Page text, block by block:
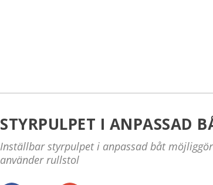
STYRPULPET I ANPASSAD
Inställbar styrpulpet i anpassad båt
använder rullstol